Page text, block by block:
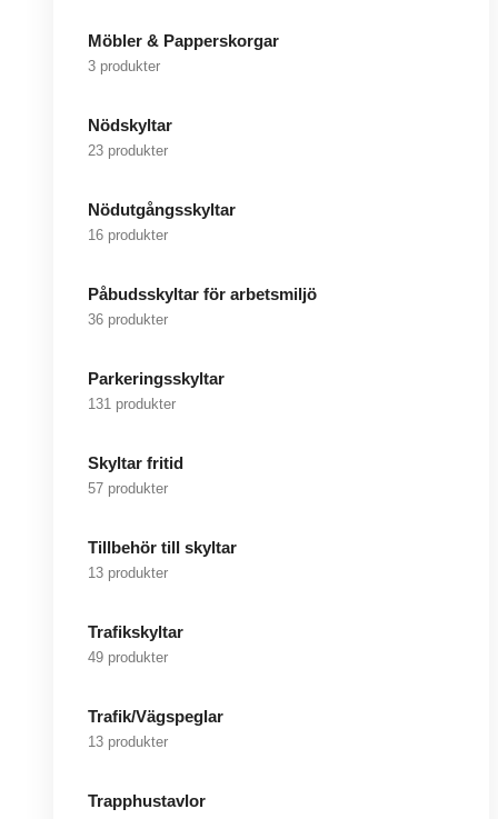
Möbler & Papperskorgar
3 produkter
Nödskyltar
23 produkter
Nödutgångsskyltar
16 produkter
Påbudsskyltar för arbetsmiljö
36 produkter
Parkeringsskyltar
131 produkter
Skyltar fritid
57 produkter
Tillbehör till skyltar
13 produkter
Trafikskyltar
49 produkter
Trafik/Vägspeglar
13 produkter
Trapphustavlor